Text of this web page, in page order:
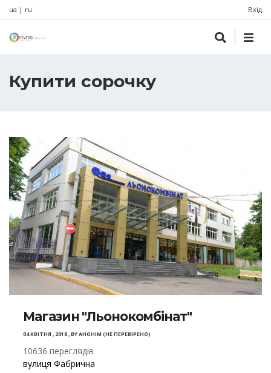
ua | ru Вхід
Купити сорочку
Магазин "Льонокомбінат"
04 КВІТНЯ , 2018,BYАНОНІМ (НЕ ПЕРЕВІРЕНО)
10636 переглядів
вулиця Фабрична